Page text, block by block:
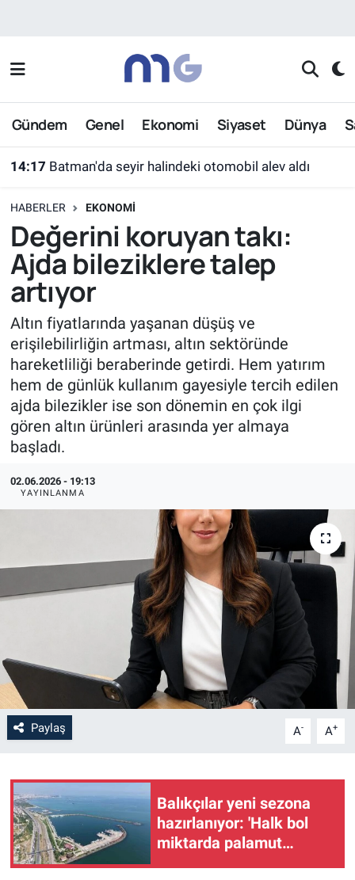
Gündem Genel Ekonomi Siyaset Dünya
14:17 Batman'da seyir halindeki otomobil alev aldı
HABERLER EKONOMI
Değerini koruyan takı:
Ajda bileziklere talep
artıyor
Altın fiyatlarında yaşanan düşüş ve
erişilebilirliğin artması, altın sektöründe
hareketliliği beraberinde getirdi. Hem yatırım
hem de günlük kullanım gayesiyle tercih edilen
ajda bilezikler ise son dönemin en çok ilgi
gören altın ürünleri arasında yer almaya
başladı.
02.06.2026 - 19:13
YAYINLANMA
Paylaş A- A+
Balıkçılar yeni sezona
hazırlanıyor: 'Halk bol
miktarda palamut
Nöbetçi Eczaneler
Hava Durumu
Süper Lig Puan Durumu ve Fikstür
Tüm Manşetler
Son Dakika Haberleri
Haber Arşivi